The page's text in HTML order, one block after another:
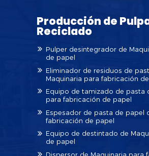
Producción de
Reciclado
Pulper desintegrador de
de papel
Eliminador de residuos de
Maquinaria para fabricación
Equipo de tamizado de pasta
para fabricación de papel
Espesador de pasta de papel
fabricación de papel
Equipo de destintado de
de papel